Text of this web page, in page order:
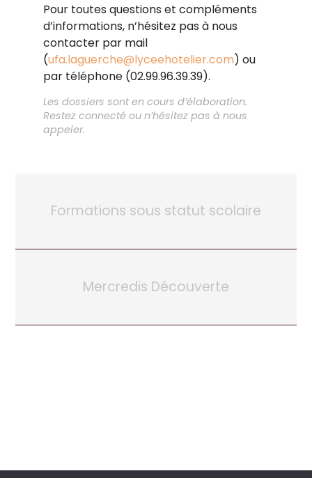
Formations sous statut scolaire
Mercredis Découverte
Pour toutes questions et compléments
d’informations, n’hésitez pas à nous
contacter par mail
(ufa.laguerche@lyceehotelier.com) ou
par téléphone (02.99.96.39.39).
Les dossiers sont en cours d’élaboration.
Restez connecté ou n’hésitez pas à nous
appeler.